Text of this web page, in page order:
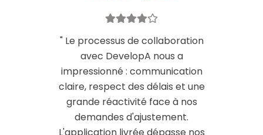
"Avec DevelopA, nous
trouvé un véritable
stratégique. Les outils
développés renforcent
la visibilité et la
notre entreprise.